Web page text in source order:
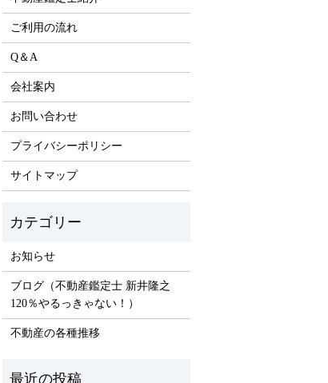
ご利用の流れ
Q＆A
会社案内
お問い合わせ
プライバシーポリシー
サイトマップ
お知らせ
ブログ（不動産鑑定士 新井隆之
120％やるっきゃない！）
不動産の各種推移